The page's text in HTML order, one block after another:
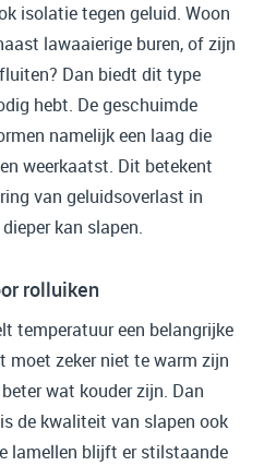
isolatie tegen geluid. Woon
lawaaierige buren, of zijn
Dan biedt dit type
hebt. De geschuimde
namelijk een laag die
weerkaatst. Dit betekent
van geluidsoverlast in
kan slapen.
rolluiken
temperatuur een belangrijke
moet zeker niet te warm zijn
wat kouder zijn. Dan
de kwaliteit van slapen ook
lamellen blijft er stilstaande